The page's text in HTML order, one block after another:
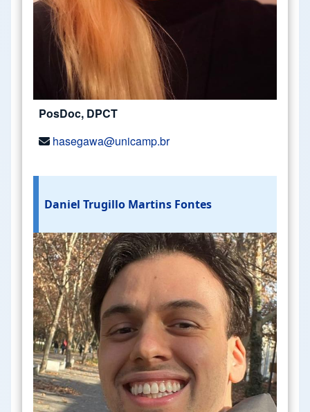
PosDoc, DPCT
hasegawa@unicamp.br
Daniel Trugillo Martins Fontes